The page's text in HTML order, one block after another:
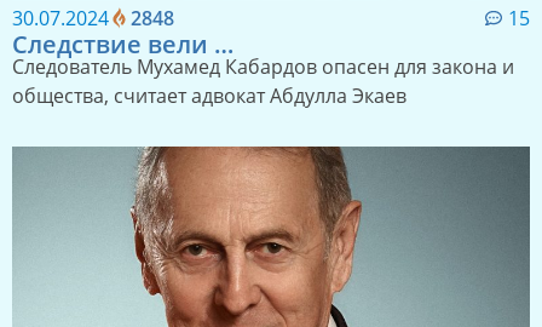
30.07.2024 2848 15
Следствие вели …
Следователь Мухамед Кабардов опасен для закона и
общества, считает адвокат Абдулла Экаев